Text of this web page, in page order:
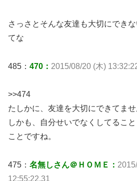
さっさとそんな友達も大切にでき
てな
485： 470： 2015/08/20 (木)
>>474
たしかに、友達を大切にできてませ
しかも、自分せいでなくしてるこ
ことですね。
475： 名無しさん＠ＨＯＭＥ：
12:55:22.31